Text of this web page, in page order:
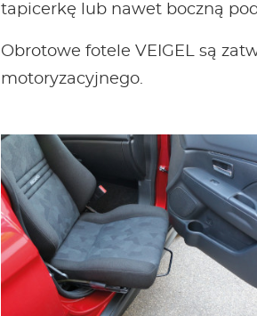
tapicerkę lub nawet boczną
Obrotowe fotele VEIGEL są
motoryzacyjnego.